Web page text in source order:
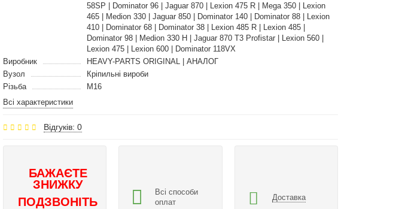
58SP | Dominator 96 | Jaguar 870 | Lexion 475 R | Mega 350 | Lexion
465 | Medion 330 | Jaguar 850 | Dominator 140 | Dominator 88 | Lexion
410 | Dominator 68 | Dominator 38 | Lexion 485 R | Lexion 485 |
Dominator 98 | Medion 330 H | Jaguar 870 T3 Profistar | Lexion 560 |
Lexion 475 | Lexion 600 | Dominator 118VX
Виробник
HEAVY-PARTS ORIGINAL | АНАЛОГ
Вузол
Кріпильні вироби
Різьба
M16
Всі характеристики
Відгуків: 0
БАЖАЄТЕ
ЗНИЖКУ
ПОДЗВОНІТЬ
Всі способи
оплат
Доставка